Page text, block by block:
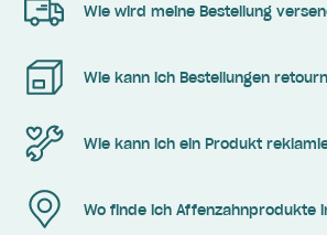
Wie wird meine Bestellung
Wie kann ich Bestellungen
Wie kann ich ein Produkt
Wo finde ich Affenzahnprodukte